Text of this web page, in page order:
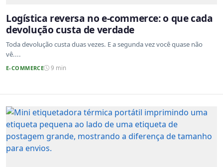
Logística reversa no e-commerce: o que cada
devolução custa de verdade
Toda devolução custa duas vezes. E a segunda vez você quase não
vê....
E-COMMERCE 9 min